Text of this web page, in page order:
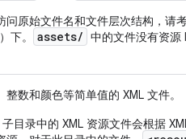
问原始文件名和文件层次结构，请
）下。 assets/ 中的文件没有资源
整数和颜色等简单值的 XML 文件。
子目录中的 XML 资源文件会根据